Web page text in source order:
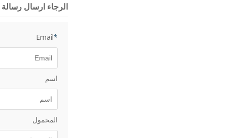
الرجاء ارسال رسالة
*
Email
اسم
المحمول